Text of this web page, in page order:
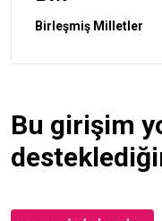
Birleşmiş Milletler
Bu girişim